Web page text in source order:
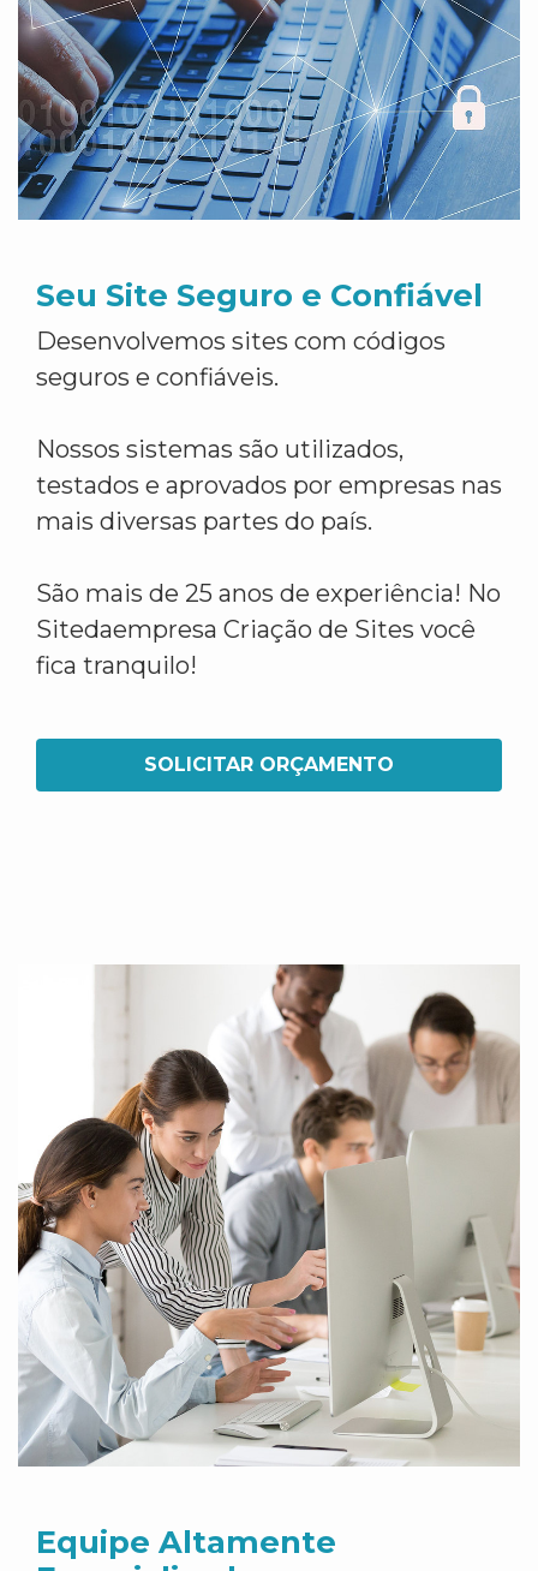
Seu Site Seguro e Confiável
Desenvolvemos sites com códigos
seguros e confiáveis.
Nossos sistemas são utilizados,
testados e aprovados por empresas nas
mais diversas partes do país.
São mais de 25 anos de experiência! No
Sitedaempresa Criação de Sites você
fica tranquilo!
SOLICITAR ORÇAMENTO
Equipe Altamente